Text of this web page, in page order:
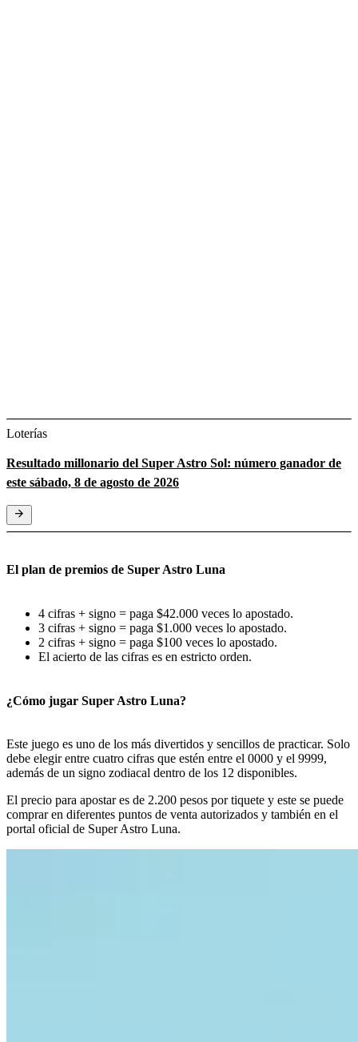
Loterías
Resultado millonario del Super Astro Sol: número ganador de
este sábado, 8 de agosto de 2026
El plan de premios de Super Astro Luna
4 cifras + signo = paga $42.000 veces lo apostado.
3 cifras + signo = paga $1.000 veces lo apostado.
2 cifras + signo = paga $100 veces lo apostado.
El acierto de las cifras es en estricto orden.
¿Cómo jugar Super Astro Luna?
Este juego es uno de los más divertidos y sencillos de practicar. Solo
debe elegir entre cuatro cifras que estén entre el 0000 y el 9999,
además de un signo zodiacal dentro de los 12 disponibles.
El precio para apostar es de 2.200 pesos por tiquete y este se puede
comprar en diferentes puntos de venta autorizados y también en el
portal oficial de Super Astro Luna.